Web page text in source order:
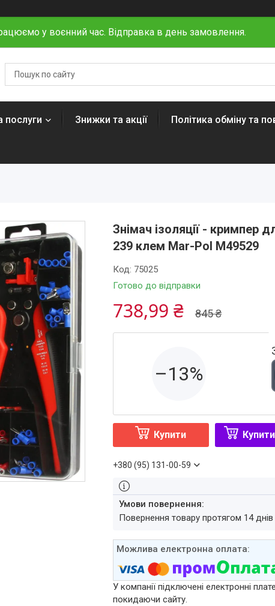
у воєнний час. Відправка в день замовлення.
послуги Знижки та акції Політика обміну та
Знімач ізоляції - кримпер
239 клем Mar-Pol M49529
Готово до відправки
Код: 75025
845 ₴
738,99 ₴
–13%
Купити
+380 (95) 131-00-59
повернення товару протягом 14 днів
У компанії підключені електронні
покидаючи сайту.